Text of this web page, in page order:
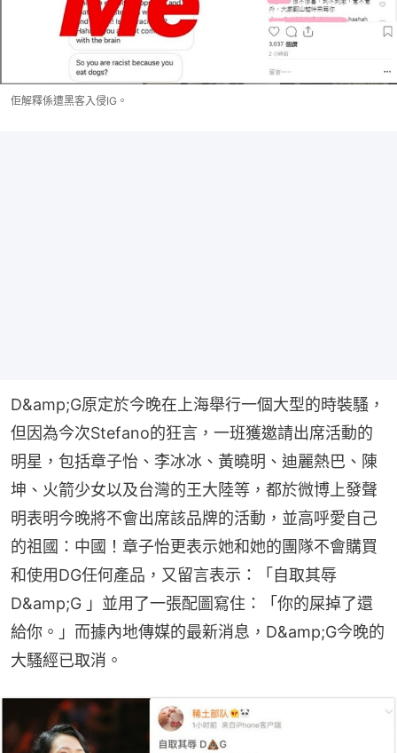
佢解釋係遭黑客入侵IG。
D&amp;G原定於今晚在上海舉行一個大型的時裝騷，
但因為今次Stefano的狂言，一班獲邀請出席活動的
明星，包括章子怡、李冰冰、黃曉明、迪麗熱巴、陳
坤、火箭少女以及台灣的王大陸等，都於微博上發聲
明表明今晚將不會出席該品牌的活動，並高呼愛自己
的祖國：中國！章子怡更表示她和她的團隊不會購買
和使用DG任何產品，又留言表示：「自取其辱
D&amp;G 」並用了一張配圖寫住：「你的屎掉了還
給你。」而據內地傳媒的最新消息，D&amp;G今晚的
大騷經已取消。